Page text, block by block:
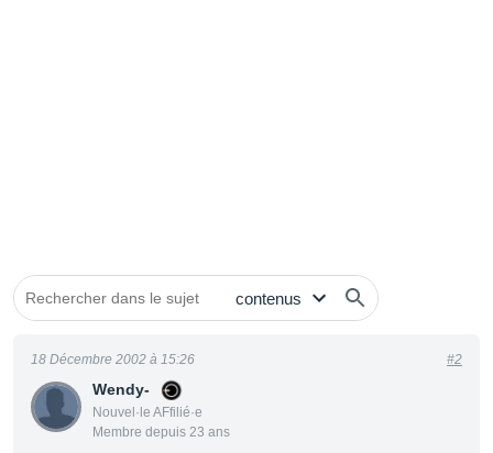
Wendy-
Nouvel·le AFfilié·e
Membre depuis 23 ans
18 Décembre 2002 à 15:26 #2